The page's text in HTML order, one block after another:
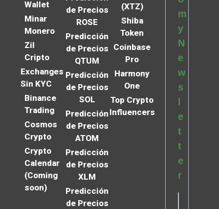
Wallet
Minar
Monero
Zil
Cripto
Exchanges
Sin KYC
Binance
Trading
Cosmos
Crypto
Crypto
Calendar
(Coming
soon)
de Precios
ROSE
Predicción
de Precios
QTUM
Predicción
de Precios
SOL
Predicción
de Precios
ATOM
Predicción
de Precios
XLM
Predicción
de Precios
(XTZ)
Shiba
Token
Coinbase
Pro
Harmony
One
Top Crypto
Influencers
m
y
N
e
w
s
e
t
t
e
r